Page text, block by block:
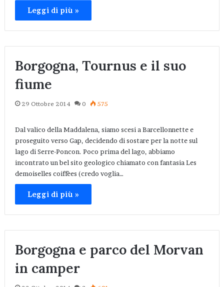
Leggi di più »
Borgogna, Tournus e il suo
fiume
29 Ottobre 2014 0 575
Dal valico della Maddalena, siamo scesi a Barcellonnette e
proseguito verso Gap, decidendo di sostare per la notte sul
lago di Serre-Poncon. Poco prima del lago, abbiamo
incontrato un bel sito geologico chiamato con fantasia Les
demoiselles coiffèes (credo voglia…
Leggi di più »
Borgogna e parco del Morvan
in camper